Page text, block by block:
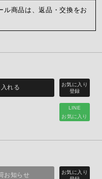
ル商品は、返品・交換をお
LINE
お気に入り
れる
お知らせ